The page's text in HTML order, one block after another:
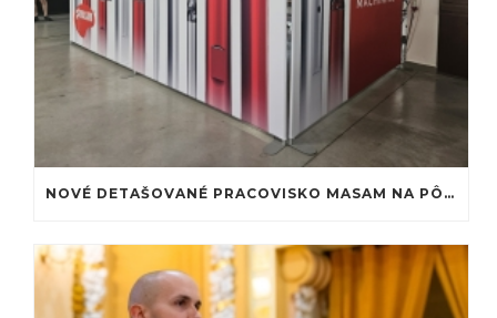
NOVÉ DETAŠOVANÉ PRACOVISKO MASAM NA PÔDE MTF STU